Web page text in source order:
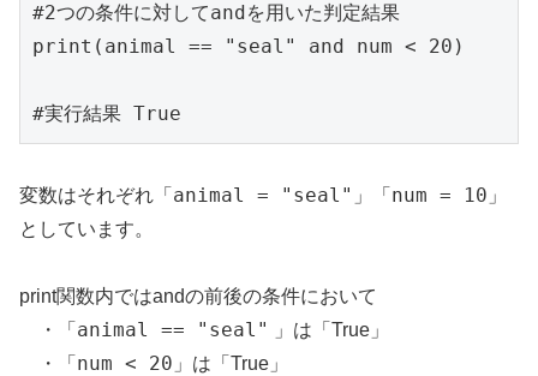
#2つの条件に対してandを用いた判定結果
print(animal == "seal" and num < 20)
#実行結果 True
変数はそれぞれ「 animal = "seal" 」「 num = 10 」
としています。
print関数内ではandの前後の条件において
・「 animal == "seal"
」は「True」
・「 num < 20 」は「True」